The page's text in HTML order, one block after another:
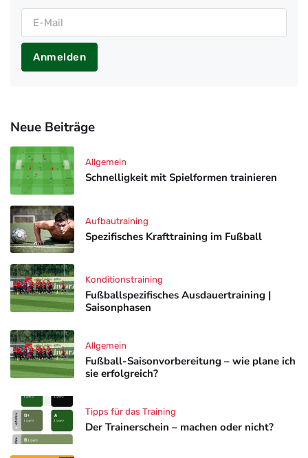
Anmelden
Neue Beiträge
Schnelligkeit mit Spielformen trainieren
Allgemein
Spezifisches Krafttraining im Fußball
Aufbautraining
Fußballspezifisches Ausdauertraining |
Saisonphasen
Konditionstraining
Fußball-Saisonvorbereitung – wie plane ich
sie erfolgreich?
Allgemein
Der Trainerschein – machen oder nicht?
Tipps für das Training